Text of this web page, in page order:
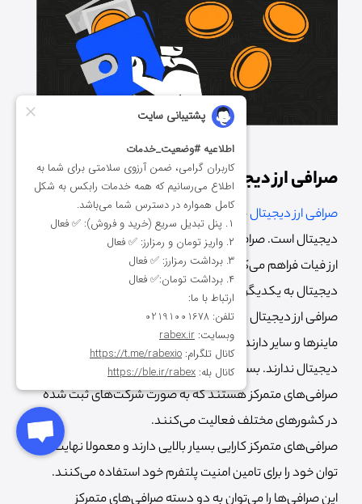
صرافی ارز دیجیتال چیست؟
صرافی ارز دیجیتالمحل خرید و فروش و مبادله ارزهای
دیجیتال است. صرافی‌ها امکان خرید ارز دیجیتال را با استفاده از
ارز فیات فراهم می‌کنند و در کنار آن امکان تبدیل ارزهای
دیجیتال به یکدیگر را نیز برای کاربران فراهم می‌کنند. با وجود
صرافی ارز دیجیتال دیگر کاربران نیازی به ارتباط مستقیم با
ماینرها و سایر دارندگان ارز دیجیتال برای خرید و فروش ارز
دیجیتال ندارند. بسیاری از صرافی‌های ارز دیجیتال معروف
صرافی‌های متمرکز هستند که به صورت شرکت‌های ثبت شده
در کشورهای مختلف فعالیت می‌کنند.
صرافی‌های متمرکز کارایی بسیار بالایی دارند و معمولا نهایت
توان خود را برای تامین امنیت پلتفرم خود استفاده می‌کنند.
این صرافی‌ها را می‌توان به دو دسته صرافی‌های متمرکز